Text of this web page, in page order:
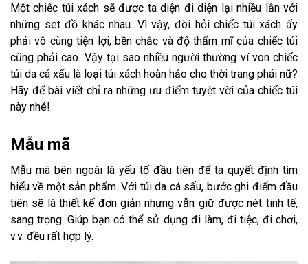
Một chiếc túi xách sẽ được ta diện đi diện lại nhiều lần với
những set đồ khác nhau. Vì vậy, đòi hỏi chiếc túi xách ấy
phải vô cùng tiện lợi, bền chắc và độ thẩm mĩ của chiếc túi
cũng phải cao. Vậy tại sao nhiều người thường ví von chiếc
túi da cá xấu là loại túi xách hoàn hảo cho thời trang phái nữ?
Hãy để bài viết chỉ ra những ưu điểm tuyệt vời của chiếc túi
này nhé!
Mẫu mã
Mẫu mã bên ngoài là yếu tố đầu tiên để ta quyết định tìm
hiểu về một sản phẩm. Với túi da cá sấu, bước ghi điểm đầu
tiên sẽ là thiết kế đơn giản nhưng vẫn giữ được nét tinh tế,
sang trọng. Giúp bạn có thể sử dụng đi làm, đi tiệc, đi chơi,
v.v. đều rất hợp lý.